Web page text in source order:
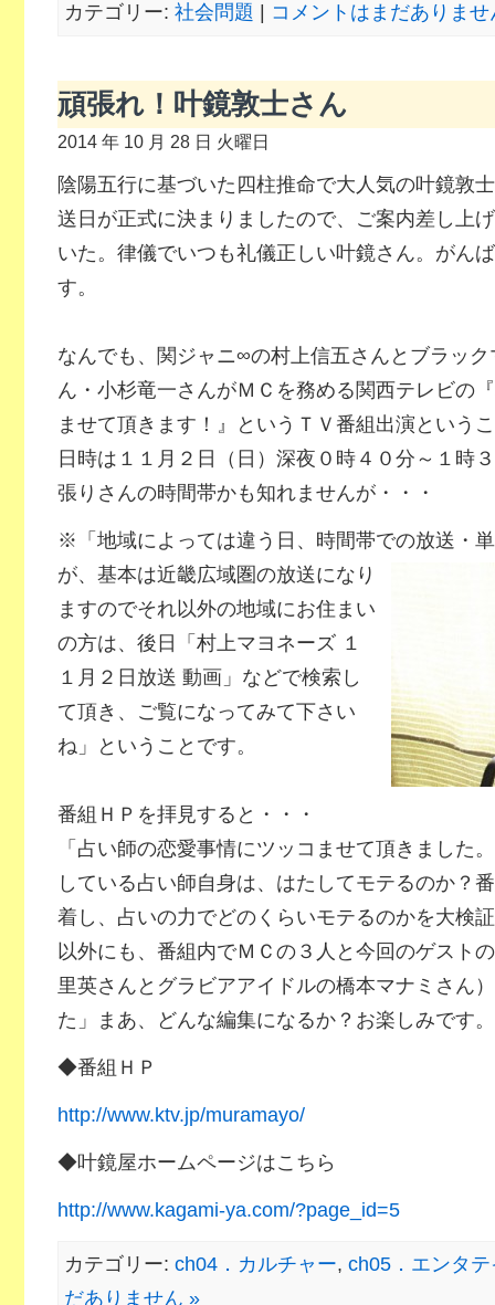
カテゴリー: 社会問題 コメントはまだありませ
頑張れ！叶鏡敦士さん
2014 年 10 月 28 日 火曜日
陰陽五行に基づいた四柱推命で大人気の叶鏡敦
送日が正式に決まりましたので、ご案内差し上
いた。律儀でいつも礼儀正しい叶鏡さん。がん
す。
なんでも、関ジャニ∞の村上信五さんとブラッ
ん・小杉竜一さんがＭＣを務める関西テレビの
ませて頂きます！』というＴＶ番組出演という
日時は１１月２日（日）深夜０時４０分～１時
張りさんの時間帯かも知れませんが・・・
※「地域によっては違う日、時間帯での放送・
が、 基本は近畿広域圏の放送になり
ますのでそれ以外の地域にお住まい
の方は、後日「村上マヨネーズ １
１月２日放送 動画」などで検索し
て頂き、ご覧になってみて下さい
ね」ということです。
番組ＨＰを拝見すると・・・
「占い師の恋愛事情にツッコませて頂きました
している占い師自身は、はたしてモテるのか？
着し、占いの力でどのくらいモテるのかを大検
以外にも、番組内でＭＣの３人と今回のゲスト
里英さんとグラビアアイドルの橋本マナミさん
た」まあ、どんな編集になるか？お楽しみです。
◆番組ＨＰ
http://www.ktv.jp/muramayo/
◆叶鏡屋ホームページはこちら
http://www.kagami-ya.com/?page_id=5
カテゴリー: ch04．カルチャー, ch05．エンタ
だありません »